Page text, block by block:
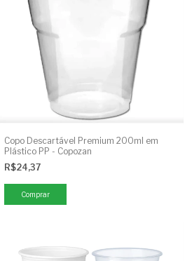
Copo Descartável Premium 200ml em
Plástico PP - Copozan
R$24,37
Comprar